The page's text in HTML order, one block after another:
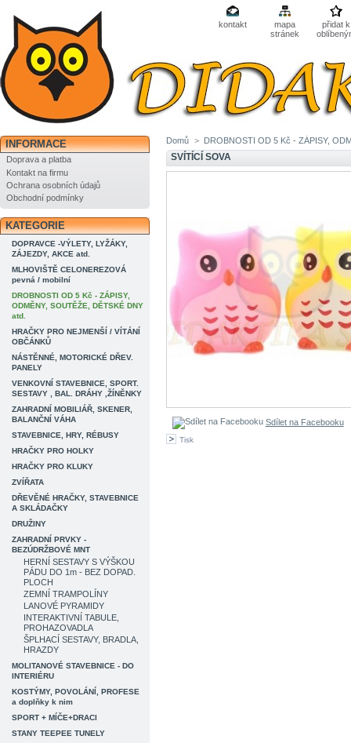
kontakt
mapa
stránek
přidat k
INFORMACE
Doprava a platba
Kontakt na firmu
Ochrana osobních údajů
Obchodní podmínky
KATEGORIE
DOPRAVCE -VÝLETY, LYŽÁKY,
ZÁJEZDY, AKCE atd.
MLHOVIŠTĚ CELONEREZOVÁ
pevná / mobilní
DROBNOSTI OD 5 Kč - ZÁPISY,
ODMĚNY, SOUTĚŽE, DĚTSKÉ DNY
atd.
HRAČKY PRO NEJMENŠÍ / VÍTÁNÍ
OBČÁNKŮ
NÁSTĚNNÉ, MOTORICKÉ DŘEV.
PANELY
VENKOVNÍ STAVEBNICE, SPORT.
SESTAVY , BAL. DRÁHY ,ŽÍNĚNKY
ZAHRADNÍ MOBILIÁŘ, SKENER,
BALANČNÍ VÁHA
STAVEBNICE, HRY, RÉBUSY
HRAČKY PRO HOLKY
HRAČKY PRO KLUKY
ZVÍŘATA
DŘEVĚNÉ HRAČKY, STAVEBNICE
A SKLÁDAČKY
DRUŽINY
ZAHRADNÍ PRVKY -
BEZÚDRŽBOVÉ MNT
HERNÍ SESTAVY S VÝŠKOU
PÁDU DO 1m - BEZ DOPAD.
PLOCH
ZEMNÍ TRAMPOLÍNY
LANOVÉ PYRAMIDY
INTERAKTIVNÍ TABULE,
PROHAZOVADLA
ŠPLHACÍ SESTAVY, BRADLA,
HRAZDY
MOLITANOVÉ STAVEBNICE - DO
INTERIÉRU
KOSTÝMY, POVOLÁNÍ, PROFESE
a doplňky k nim
SPORT + MÍČE+DRACI
STANY TEEPEE TUNELY
Domů > DROBNOSTI OD 5 Kč - ZÁPISY,
SVÍTÍCÍ SOVA
Sdílet na Facebooku
Tisk